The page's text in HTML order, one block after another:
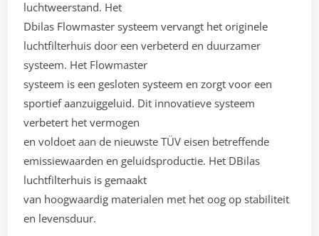
luchtweerstand. Het
Dbilas Flowmaster systeem vervangt het originele
luchtfilterhuis door een verbeterd en duurzamer
systeem. Het Flowmaster
systeem is een gesloten systeem en zorgt voor een
sportief aanzuiggeluid. Dit innovatieve systeem
verbetert het vermogen
en voldoet aan de nieuwste TÜV eisen betreffende
emissiewaarden en geluidsproductie. Het DBilas
luchtfilterhuis is gemaakt
van hoogwaardig materialen met het oog op stabiliteit
en levensduur.